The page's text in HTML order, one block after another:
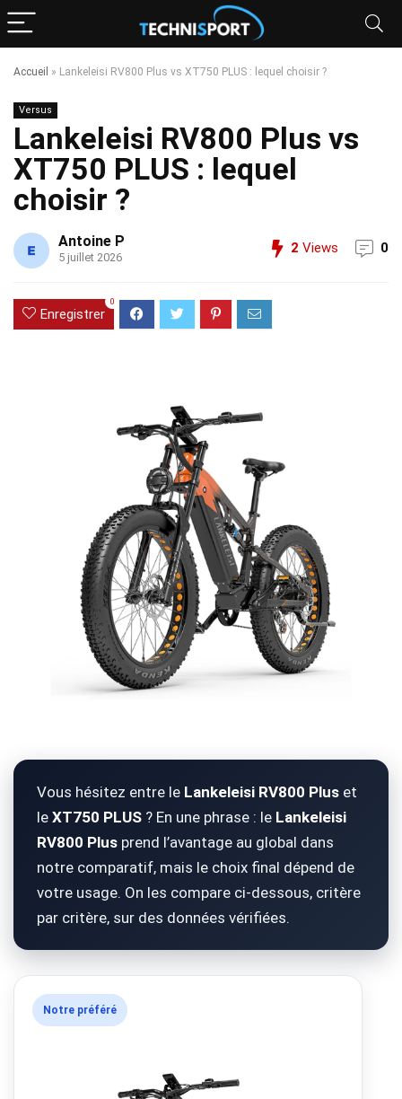
Accueil » Lankeleisi RV800 Plus vs XT750 PLUS : lequel choisir ?
Versus
Lankeleisi RV800 Plus vs
XT750 PLUS : lequel
choisir ?
Antoine P
5 juillet 2026
2 Views 0
Enregistrer
0
Vous hésitez entre le Lankeleisi RV800 Plus et
le XT750 PLUS ? En une phrase : le Lankeleisi
RV800 Plus prend l’avantage au global dans
notre comparatif, mais le choix final dépend de
votre usage. On les compare ci-dessous, critère
par critère, sur des données vérifiées.
Notre préféré